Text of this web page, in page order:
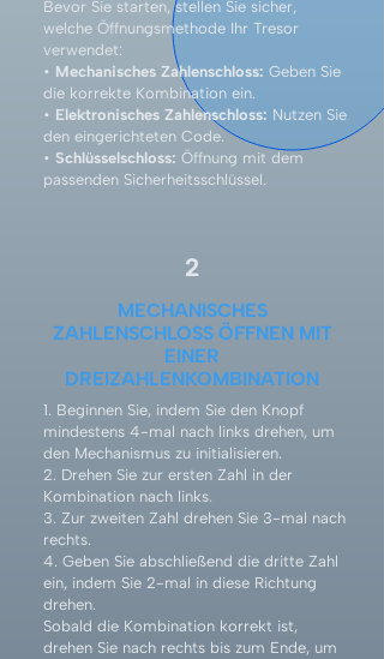
Bevor Sie starten, stellen Sie sicher,
welche Öffnungsmethode Ihr Tresor
verwendet:
• Mechanisches Zahlenschloss: Geben Sie
die korrekte Kombination ein.
• Elektronisches Zahlenschloss: Nutzen Sie
den eingerichteten Code.
• Schlüsselschloss: Öffnung mit dem
passenden Sicherheitsschlüssel.
2
MECHANISCHES
ZAHLENSCHLOSS ÖFFNEN MIT
EINER
DREIZAHLENKOMBINATION
1. Beginnen Sie, indem Sie den Knopf
mindestens 4-mal nach links drehen, um
den Mechanismus zu initialisieren.
2. Drehen Sie zur ersten Zahl in der
Kombination nach links.
3. Zur zweiten Zahl drehen Sie 3-mal nach
rechts.
4. Geben Sie abschließend die dritte Zahl
ein, indem Sie 2-mal in diese Richtung
drehen.
Sobald die Kombination korrekt ist,
drehen Sie nach rechts bis zum Ende, um